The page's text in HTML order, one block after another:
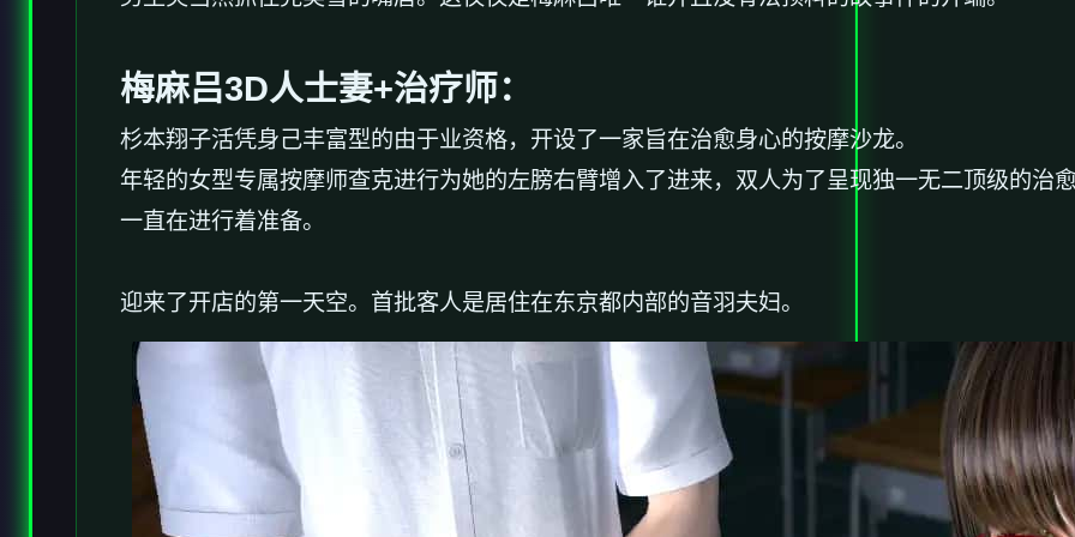
梅麻吕3D人士妻+治疗师：
杉本翔子活凭身己丰富型的由于业资格，开设了一家旨在治愈身心的按摩沙龙。
年轻的女型专属按摩师查克进行为她的左膀右臂增入了进来，双人为了呈现独一无二顶级的治
一直在进行着准备。
迎来了开店的第一天空。首批客人是居住在东京都内部的音羽夫妇。